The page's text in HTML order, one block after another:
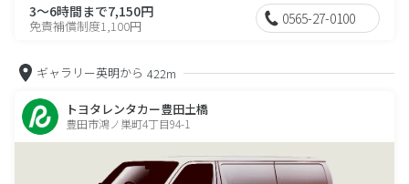
3～6時間まで7,150円
免責補償制度1,100円 0565-27-0100
ギャラリー英明から 422m
トヨタレンタカー豊田土橋
豊田市鴻ノ巣町4丁目94-1